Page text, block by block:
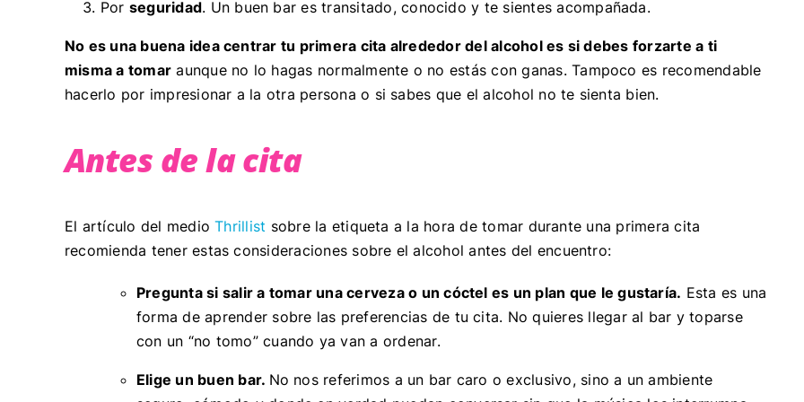
Por seguridad. Un buen bar es transitado, conocido y te sientes acompañada.
No es una buena idea centrar tu primera cita alrededor del alcohol es si debes forzarte a ti
misma a tomar aunque no lo hagas normalmente o no estás con ganas. Tampoco es recomendable
hacerlo por impresionar a la otra persona o si sabes que el alcohol no te sienta bien.
Antes de la cita
El artículo del medioThrillist sobre la etiqueta a la hora de tomar durante una primera cita
recomienda tener estas consideraciones sobre el alcohol antes del encuentro:
Pregunta si salir a tomar una cerveza o un cóctel es un plan que le gustaría. Esta es una
forma de aprender sobre las preferencias de tu cita. No quieres llegar al bar y toparse
con un “no tomo” cuando ya van a ordenar.
Elige un buen bar. No nos referimos a un bar caro o exclusivo, sino a un ambiente